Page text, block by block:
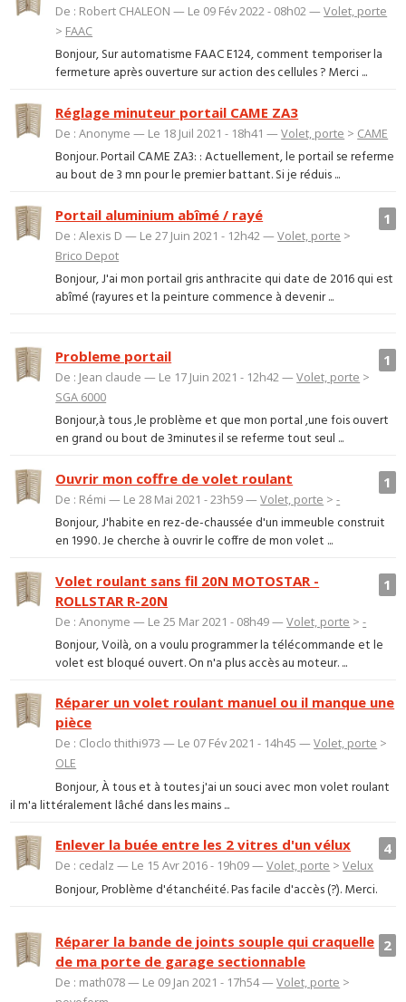
De : Robert CHALEON — Le 09 Fév 2022 - 08h02 —Volet, porte
> FAAC
Bonjour, Sur automatisme FAAC E124, comment temporiser la
fermeture après ouverture sur action des cellules ? Merci ...
Réglage minuteur portail CAME ZA3
De : Anonyme — Le 18 Juil 2021 - 18h41 —Volet, porte > CAME
Bonjour. Portail CAME ZA3: : Actuellement, le portail se referme
au bout de 3 mn pour le premier battant. Si je réduis ...
1
Portail aluminium abîmé / rayé
De : Alexis D — Le 27 Juin 2021 - 12h42 —Volet, porte >
Brico Depot
Bonjour, J'ai mon portail gris anthracite qui date de 2016 qui est
abîmé (rayures et la peinture commence à devenir ...
1
Probleme portail
De : Jean claude — Le 17 Juin 2021 - 12h42 —Volet, porte >
SGA 6000
Bonjour,à tous ,le problème et que mon portal ,une fois ouvert
en grand ou bout de 3minutes il se referme tout seul ...
1
Ouvrir mon coffre de volet roulant
De : Rémi — Le 28 Mai 2021 - 23h59 —Volet, porte >-
Bonjour, J'habite en rez-de-chaussée d'un immeuble construit
en 1990. Je cherche à ouvrir le coffre de mon volet ...
1
Volet roulant sans fil 20N MOTOSTAR -
ROLLSTAR R-20N
De : Anonyme — Le 25 Mar 2021 - 08h49 —Volet, porte >-
Bonjour, Voilà, on a voulu programmer la télécommande et le
volet est bloqué ouvert. On n'a plus accès au moteur. ...
Réparer un volet roulant manuel ou il manque une
pièce
De : Cloclo thithi973 — Le 07 Fév 2021 - 14h45 —Volet, porte >
OLE
Bonjour, À tous et à toutes j'ai un souci avec mon volet roulant
il m'a littéralement lâché dans les mains ...
4
Enlever la buée entre les 2 vitres d'un vélux
De : cedalz — Le 15 Avr 2016 - 19h09 —Volet, porte >Velux
Bonjour, Problème d'étanchéité. Pas facile d'accès (?). Merci.
2
Réparer la bande de joints souple qui craquelle
de ma porte de garage sectionnable
De : math078 — Le 09 Jan 2021 - 17h54 —Volet, porte >